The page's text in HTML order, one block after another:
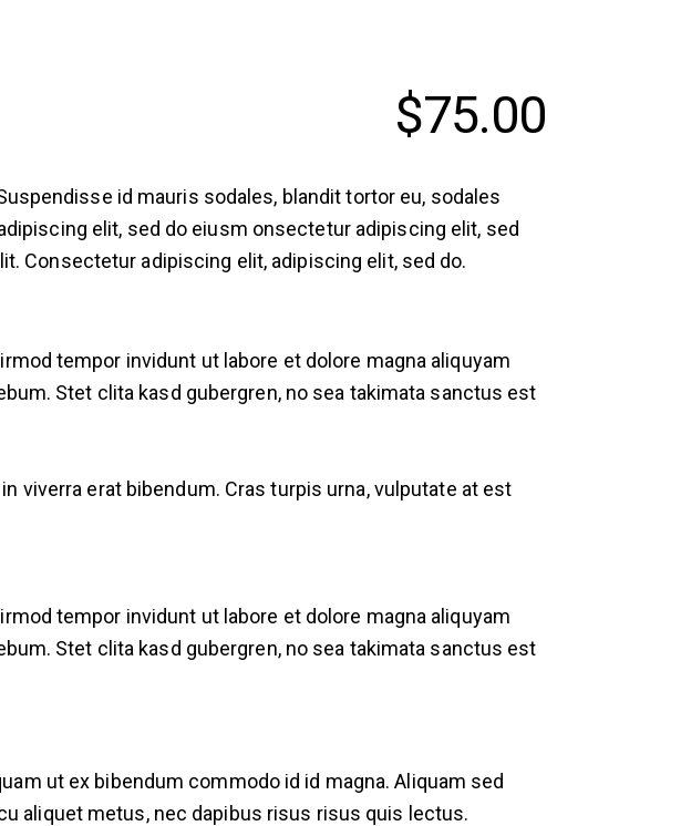
$75.00
id mauris sodales, blandit tortor eu, sodales
elit, sed do eiusm onsectetur adipiscing elit, sed
Consectetur adipiscing elit, adipiscing elit, sed do.
tempor invidunt ut labore et dolore magna aliquyam
Stet clita kasd gubergren, no sea takimata sanctus est
viverra erat bibendum. Cras turpis urna, vulputate at est
tempor invidunt ut labore et dolore magna aliquyam
Stet clita kasd gubergren, no sea takimata sanctus est
ut ex bibendum commodo id id magna. Aliquam sed
aliquet metus, nec dapibus risus risus quis lectus.